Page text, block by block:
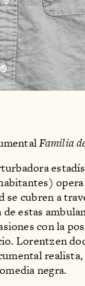
Familia
opera
se cubren a
estas
con la
Lorentzen
negra.